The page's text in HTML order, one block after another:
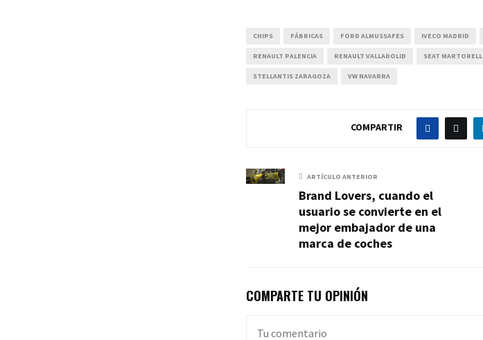
CHIPS FÁBRICAS FORD ALMUSSAFES IVECO MADRID
RENAULT PALENCIA RENAULT VALLADOLID SEAT MARTORELL
STELLANTIS ZARAGOZA VW NAVARRA
COMPARTIR
ARTÍCULO ANTERIOR
Brand Lovers, cuando el
usuario se convierte en el
mejor embajador de una
marca de coches
COMPARTE TU OPINIÓN